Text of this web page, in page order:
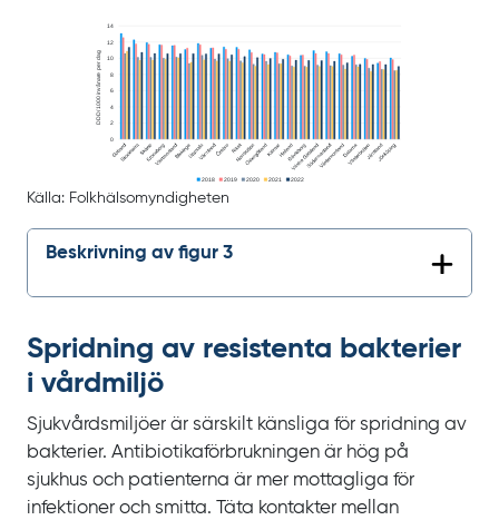
Källa: Folkhälsomyndigheten
Beskrivning av figur 3
Spridning av resistenta bakterier
i vårdmiljö
Sjukvårdsmiljöer är särskilt känsliga för spridning av
bakterier. Antibiotikaförbrukningen är hög på
sjukhus och patienterna är mer mottagliga för
infektioner och smitta. Täta kontakter mellan